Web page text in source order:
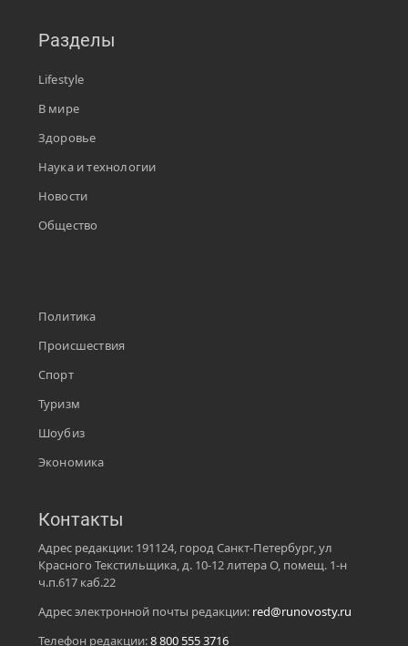
Разделы
Lifestyle
В мире
Здоровье
Наука и технологии
Новости
Общество
Политика
Происшествия
Спорт
Туризм
Шоубиз
Экономика
Контакты
Адрес редакции: 191124, город Санкт-Петербург, ул
Красного Текстильщика, д. 10-12 литера О, помещ. 1-н
ч.п.617 каб.22
Адрес электронной почты редакции: red@runovosty.ru
Телефон редакции:8 800 555 3716